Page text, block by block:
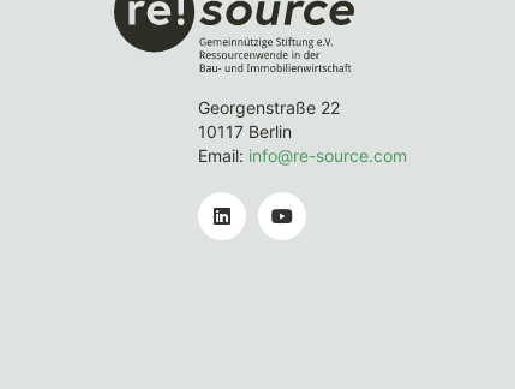
Georgenstraße 22
10117 Berlin
Email: info@re-source.com